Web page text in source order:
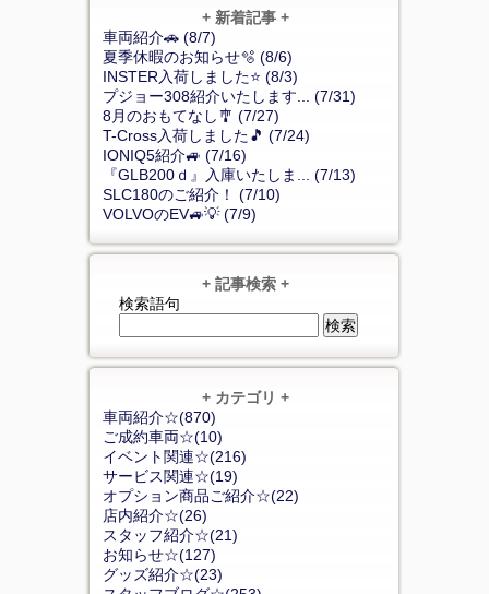
+ 新着記事 +
車両紹介🚗 (8/7)
夏季休暇のお知らせ🫧 (8/6)
INSTER入荷しました⭐ (8/3)
プジョー308紹介いたします... (7/31)
8月のおもてなし🎐 (7/27)
T-Cross入荷しました🎵 (7/24)
IONIQ5紹介🚙 (7/16)
『GLB200ｄ』入庫いたしま... (7/13)
SLC180のご紹介！ (7/10)
VOLVOのEV🚙💡 (7/9)
+ 記事検索 +
検索語句
+ カテゴリ +
車両紹介☆(870)
ご成約車両☆(10)
イベント関連☆(216)
サービス関連☆(19)
オプション商品ご紹介☆(22)
店内紹介☆(26)
スタッフ紹介☆(21)
お知らせ☆(127)
グッズ紹介☆(23)